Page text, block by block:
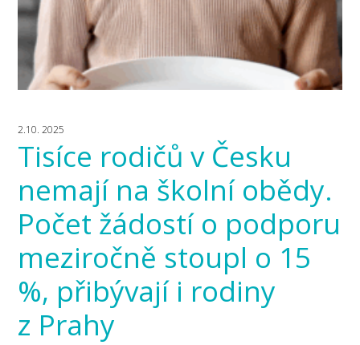
2.10. 2025
Tisíce rodičů v Česku
nemají na školní obědy.
Počet žádostí o podporu
meziročně stoupl o 15
%, přibývají i rodiny
z Prahy